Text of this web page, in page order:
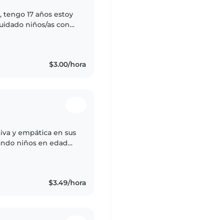
tengo 17 años estoy
niños/as con
$3.00/hora
y empática en sus
niños en edad
$3.49/hora